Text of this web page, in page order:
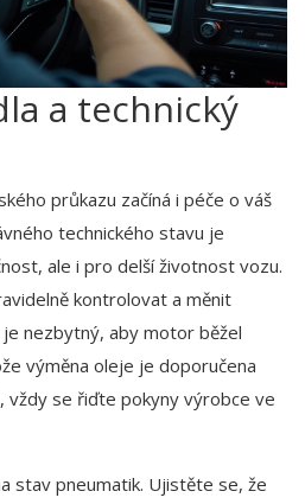
a technický
průkazu začíná i péče o váš
technického stavu je
ale i pro delší životnost vozu.
kontrolovat a měnit
nezbytný, aby motor běžel
výměna oleje je doporučena
vždy se řiďte pokyny výrobce ve
stav pneumatik. Ujistěte se, že